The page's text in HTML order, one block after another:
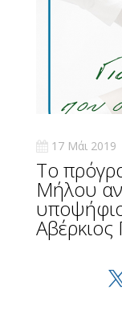
17 Μάι 2019
Το
Μήλου
Αβέρκιος